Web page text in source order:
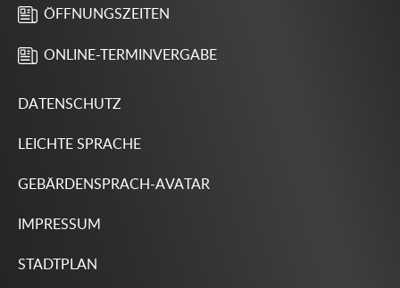
ÖFFNUNGSZEITEN
ONLINE-TERMINVERGABE
DATENSCHUTZ
LEICHTE SPRACHE
GEBÄRDENSPRACH-AVATAR
IMPRESSUM
STADTPLAN